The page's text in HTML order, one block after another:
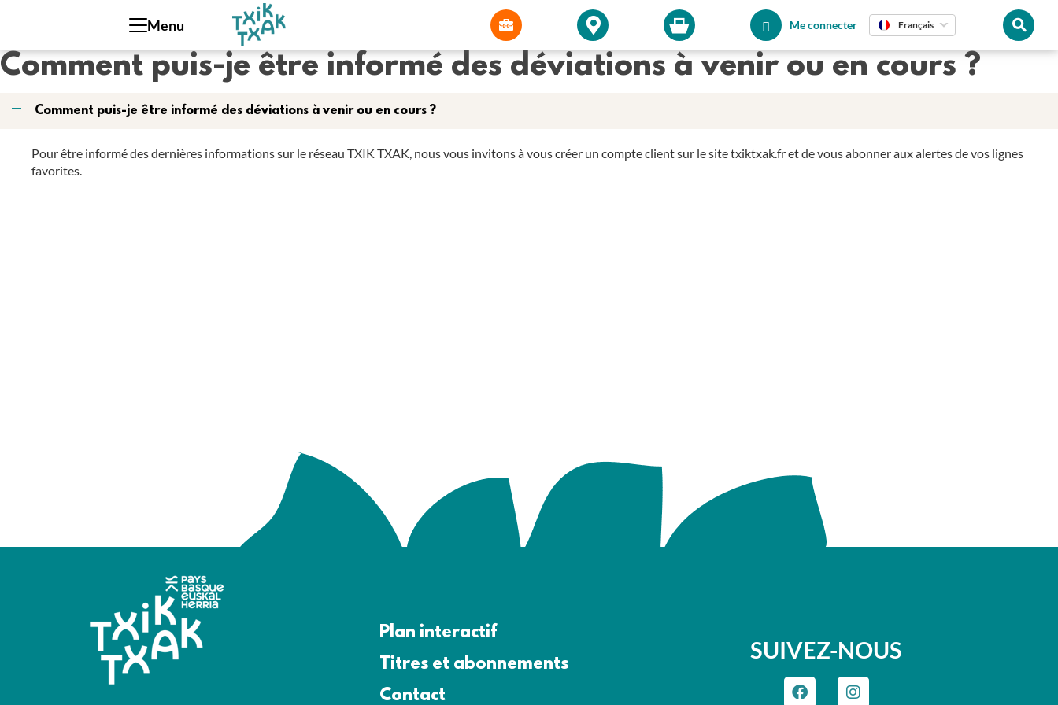
Menu Me connecter Français
Comment puis-je être informé des déviations à venir ou en cours ?
A Comment puis-je être informé des déviations à venir ou en cours ?
Pour être informé des dernières informations sur le réseau TXIK TXAK, nous vous invitons à vous créer un compte client sur le site txiktxak.fr et de vous abonner aux alertes de vos lignes
favorites.
Plan interactif
Titres et abonnements
Contact
SUIVEZ-NOUS